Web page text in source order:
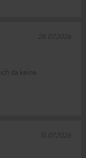
da keine
28.07.2026
15.07.2026